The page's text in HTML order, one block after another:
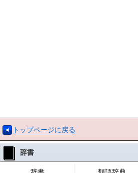
トップページに戻る
辞書